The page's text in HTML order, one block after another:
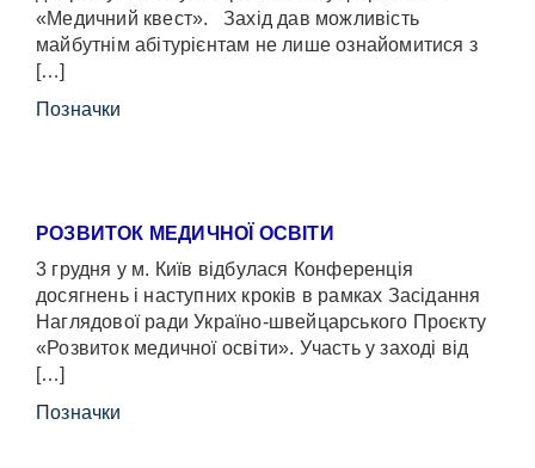
«Медичний квест». Захід дав можливість
майбутнім абітурієнтам не лише ознайомитися з
[…]
Позначки
РОЗВИТОК МЕДИЧНОЇ ОСВІТИ
3 грудня у м. Київ відбулася Конференція
досягнень і наступних кроків в рамках Засідання
Наглядової ради Україно-швейцарського Проєкту
«Розвиток медичної освіти». Участь у заході від
[…]
Позначки